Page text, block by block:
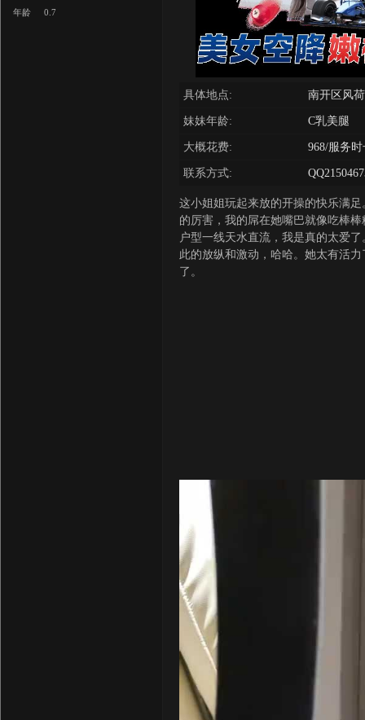
年龄
0.7
具体地点: 南开区风
妹妹年龄: C乳美腿
大概花费: 968/服务
联系方式:
这小姐姐玩起来放的开操的快乐满
的厉害，我的屌在她嘴巴就像吃棒
户型一线天水直流，我是真的太爱
此的放纵和激动，哈哈。她太有活
了。